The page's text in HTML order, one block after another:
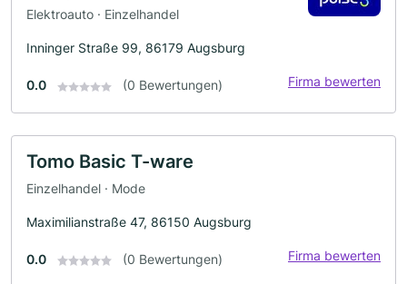
Elektroauto · Einzelhandel
Inninger Straße 99, 86179 Augsburg
0.0 (0 Bewertungen) Firma bewerten
Tomo Basic T-ware
Einzelhandel · Mode
Maximilianstraße 47, 86150 Augsburg
0.0 (0 Bewertungen) Firma bewerten